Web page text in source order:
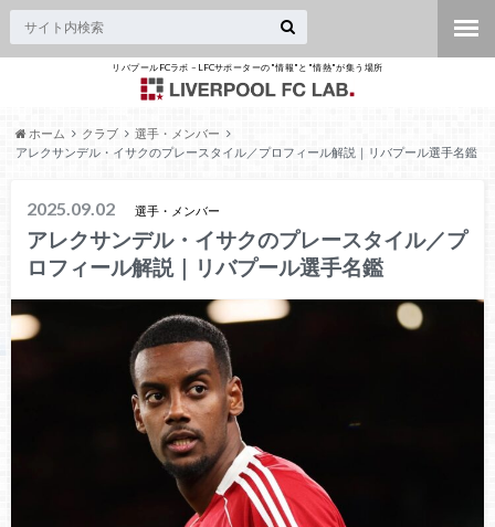
リバプールFCラボ – LFCサポーターの"情報"と"情熱"が集う場所
ホーム クラブ
選手・メンバー
アレクサンデル・イサクのプレースタイル／プロフィール解説｜リバプール選手名鑑
2025.09.02 選手・メンバー
アレクサンデル・イサクのプレースタイル／プ
ロフィール解説｜リバプール選手名鑑